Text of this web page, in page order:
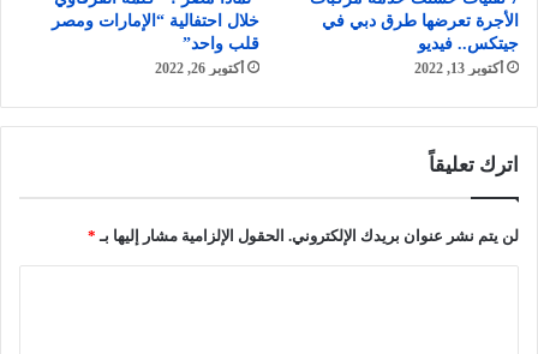
الأجرة تعرضها طرق دبي في
جيتكس.. فيديو
أكتوبر 13, 2022
خلال احتفالية “الإمارات ومصر
قلب واحد”
أكتوبر 26, 2022
اترك تعليقاً
لن يتم نشر عنوان بريدك الإلكتروني. الحقول الإلزامية مشار إليها بـ *